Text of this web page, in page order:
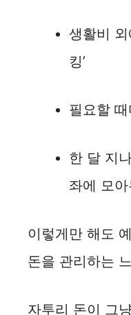
생활비
킹’
필요할
한 달 지
좌에 모아
이렇게만 해도
돈을 관리하는
자투리 돈이 그